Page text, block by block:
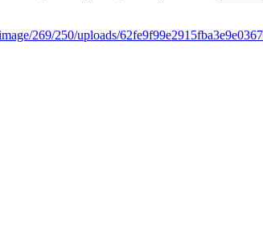
269/250/uploads/